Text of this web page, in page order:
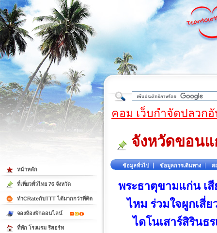
ต้
คอม เว็บกำจัดปลวก
จังหวัดขอน
ข้อมูลทั่วไป ข้อมูลการเดินทาง ส
พระธาตุขามแก่น เ
ไหม ร่วมใจผูกเสี่
ไดโนเสาร์สิรินธ
หน้าหลัก
ที่เที่ยวทั่วไทย 76 จังหวัด
ทำCRateกับTTT ได้มากกว่าที่คิด
จองห้องพักออนไลน์
ที่พัก โรงแรม รีสอร์ท